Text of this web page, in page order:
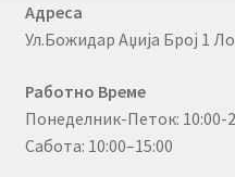
Адреса
Ул.Божидар Аџија Број 1
Работно Време
Понеделник-Петок: 10:00-
Сабота: 10:00–15:00